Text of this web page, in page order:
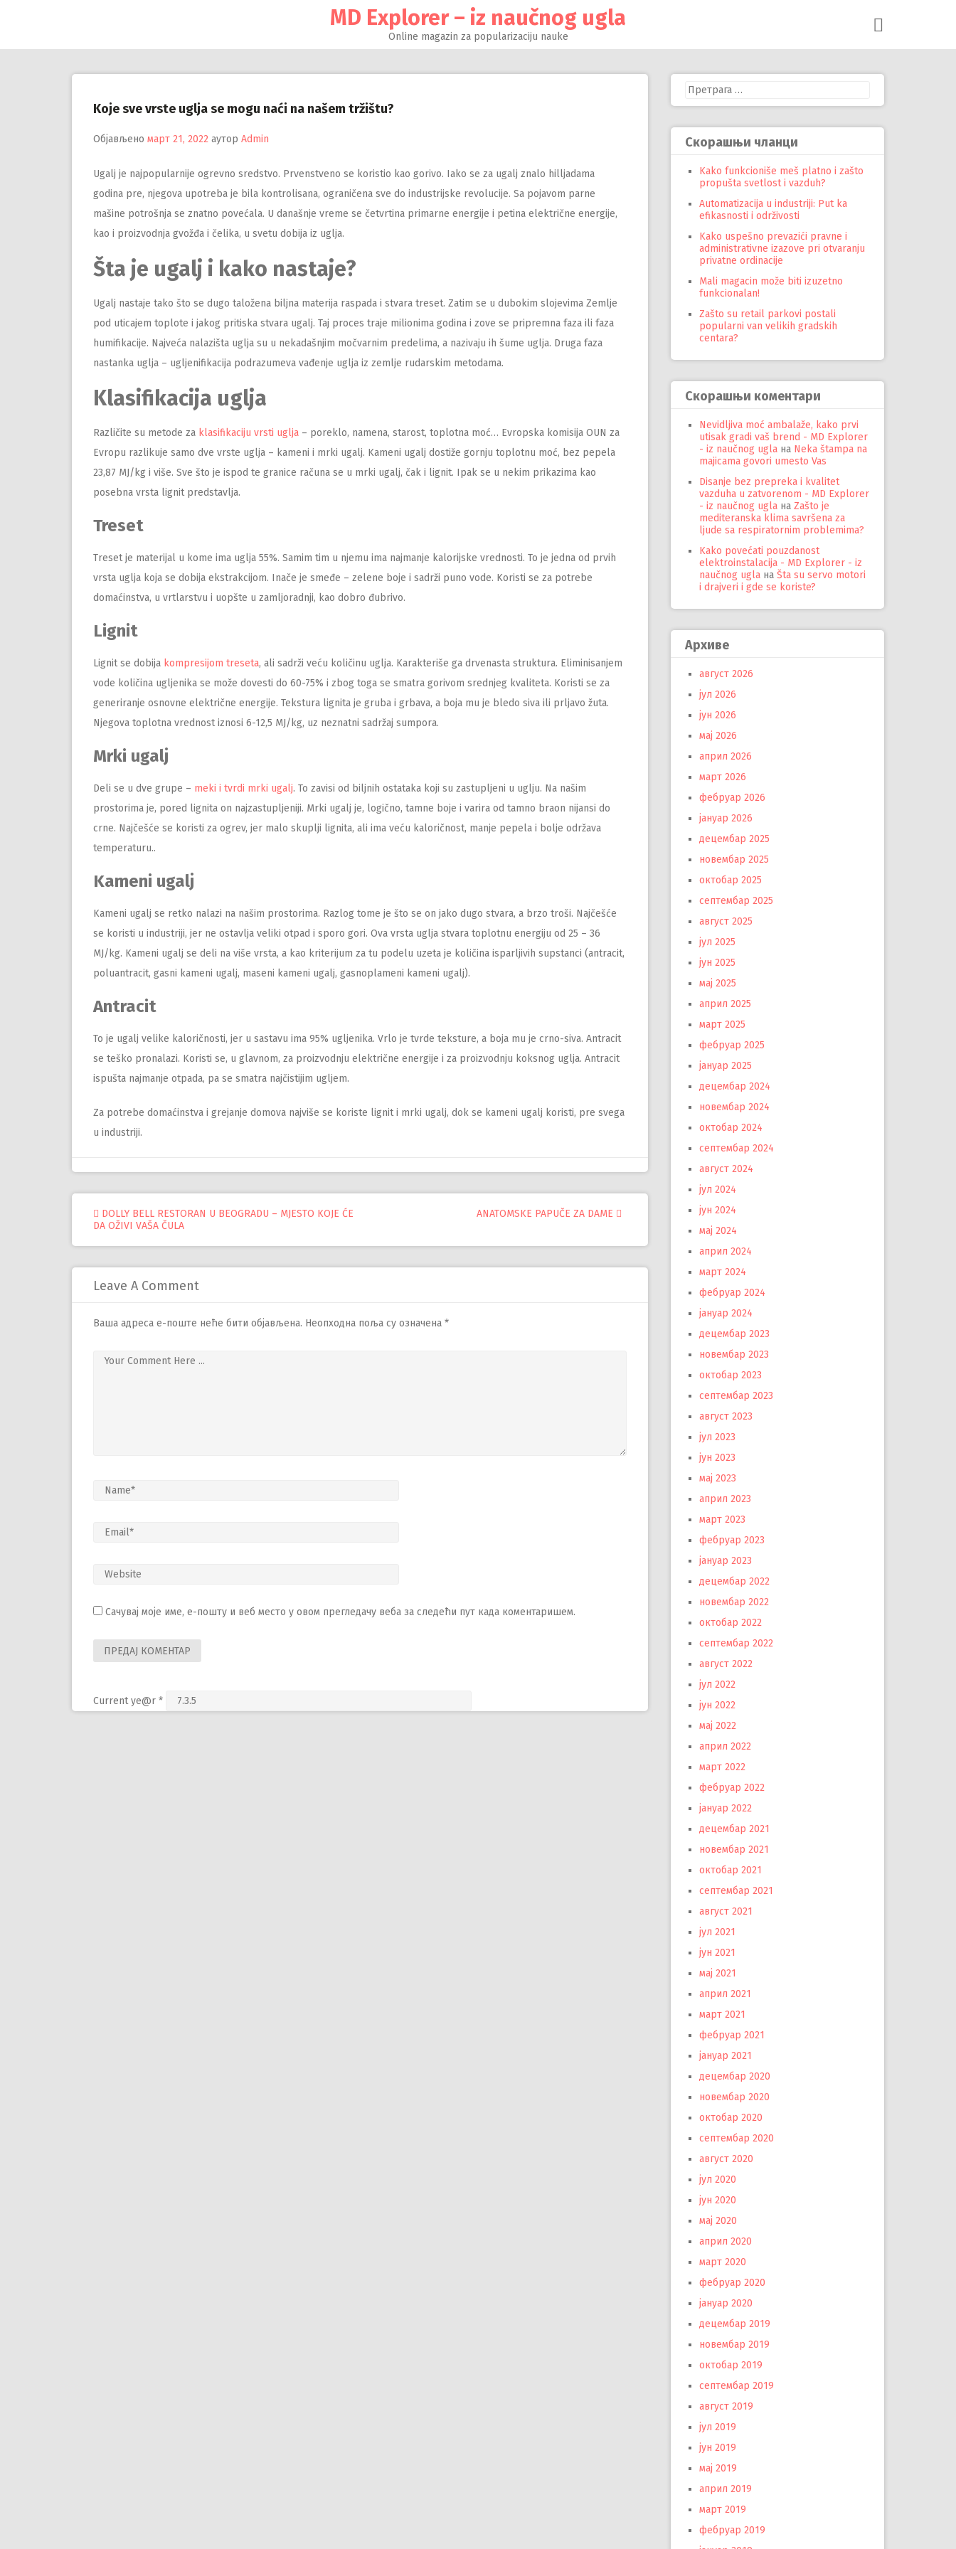
MD Explorer – iz naučnog ugla
Online magazin za popularizaciju nauke
Koje sve vrste uglja se mogu naći na našem tržištu?
Објављено март 21, 2022 аутор Admin
Ugalj je najpopularnije ogrevno sredstvo. Prvenstveno se koristio kao gorivo. Iako se za ugalj znalo hilljadama
godina pre, njegova upotreba je bila kontrolisana, ograničena sve do industrijske revolucije. Sa pojavom parne
mašine potrošnja se znatno povećala. U današnje vreme se četvrtina primarne energije i petina električne energije,
kao i proizvodnja gvožđa i čelika, u svetu dobija iz uglja.
Šta je ugalj i kako nastaje?
Ugalj nastaje tako što se dugo taložena biljna materija raspada i stvara treset. Zatim se u dubokim slojevima Zemlje
pod uticajem toplote i jakog pritiska stvara ugalj. Taj proces traje milionima godina i zove se pripremna faza ili faza
humifikacije. Najveća nalazišta uglja su u nekadašnjim močvarnim predelima, a nazivaju ih šume uglja. Druga faza
nastanka uglja – ugljenifikacija podrazumeva vađenje uglja iz zemlje rudarskim metodama.
Klasifikacija uglja
Različite su metode za klasifikaciju vrsti uglja – poreklo, namena, starost, toplotna moć… Evropska komisija OUN za
Evropu razlikuje samo dve vrste uglja – kameni i mrki ugalj. Kameni ugalj dostiže gornju toplotnu moć, bez pepela
23,87 MJ/kg i više. Sve što je ispod te granice računa se u mrki ugalj, čak i lignit. Ipak se u nekim prikazima kao
posebna vrsta lignit predstavlja.
Treset
Treset je materijal u kome ima uglja 55%. Samim tim u njemu ima najmanje kalorijske vrednosti. To je jedna od prvih
vrsta uglja koja se dobija ekstrakcijom. Inače je smeđe – zelene boje i sadrži puno vode. Koristi se za potrebe
domaćinstva, u vrtlarstvu i uopšte u zamljoradnji, kao dobro đubrivo.
Lignit
Lignit se dobija kompresijom treseta, ali sadrži veću količinu uglja. Karakteriše ga drvenasta struktura. Eliminisanjem
vode količina ugljenika se može dovesti do 60-75% i zbog toga se smatra gorivom srednjeg kvaliteta. Koristi se za
generiranje osnovne električne energije. Tekstura lignita je gruba i grbava, a boja mu je bledo siva ili prljavo žuta.
Njegova toplotna vrednost iznosi 6-12,5 MJ/kg, uz neznatni sadržaj sumpora.
Mrki ugalj
Deli se u dve grupe – meki i tvrdi mrki ugalj. To zavisi od biljnih ostataka koji su zastupljeni u uglju. Na našim
prostorima je, pored lignita on najzastupljeniji. Mrki ugalj je, logično, tamne boje i varira od tamno braon nijansi do
crne. Najčešće se koristi za ogrev, jer malo skuplji lignita, ali ima veću kaloričnost, manje pepela i bolje održava
temperaturu..
Kameni ugalj
Kameni ugalj se retko nalazi na našim prostorima. Razlog tome je što se on jako dugo stvara, a brzo troši. Najčešće
se koristi u industriji, jer ne ostavlja veliki otpad i sporo gori. Ova vrsta uglja stvara toplotnu energiju od 25 – 36
MJ/kg. Kameni ugalj se deli na više vrsta, a kao kriterijum za tu podelu uzeta je količina isparljivih supstanci (antracit,
poluantracit, gasni kameni ugalj, maseni kameni ugalj, gasnoplameni kameni ugalj).
Antracit
To je ugalj velike kaloričnosti, jer u sastavu ima 95% ugljenika. Vrlo je tvrde teksture, a boja mu je crno-siva. Antracit
se teško pronalazi. Koristi se, u glavnom, za proizvodnju električne energije i za proizvodnju koksnog uglja. Antracit
ispušta najmanje otpada, pa se smatra najčistijim ugljem.
Za potrebe domaćinstva i grejanje domova najviše se koriste lignit i mrki ugalj, dok se kameni ugalj koristi, pre svega
u industriji.
Управљање
DOLLY BELL RESTORAN U BEOGRADU – MJESTO KOJE ĆE
DA OŽIVI VAŠA ČULA
ANATOMSKE PAPUČE ZA DAME
Leave A Comment
Ваша адреса е-поште неће бити објављена. Неопходна поља су означена *
Сачувај моје име, е-пошту и веб место у овом прегледачу веба за следећи пут када коментаришем.
Current ye@r *
Претрага
за:
Скорашњи чланци
Kako funkcioniše meš platno i zašto
propušta svetlost i vazduh?
Automatizacija u industriji: Put ka
efikasnosti i održivosti
Kako uspešno prevazići pravne i
administrativne izazove pri otvaranju
privatne ordinacije
Mali magacin može biti izuzetno
funkcionalan!
Zašto su retail parkovi postali
popularni van velikih gradskih
centara?
Скорашњи коментари
Nevidljiva moć ambalaže, kako prvi
utisak gradi vaš brend - MD Explorer
- iz naučnog ugla на Neka štampa na
majicama govori umesto Vas
Disanje bez prepreka i kvalitet
vazduha u zatvorenom - MD Explorer
- iz naučnog ugla на Zašto je
mediteranska klima savršena za
ljude sa respiratornim problemima?
Kako povećati pouzdanost
elektroinstalacija - MD Explorer - iz
naučnog ugla на Šta su servo motori
i drajveri i gde se koriste?
Архиве
август 2026
јул 2026
јун 2026
мај 2026
април 2026
март 2026
фебруар 2026
јануар 2026
децембар 2025
новембар 2025
октобар 2025
септембар 2025
август 2025
јул 2025
јун 2025
мај 2025
април 2025
март 2025
фебруар 2025
јануар 2025
децембар 2024
новембар 2024
октобар 2024
септембар 2024
август 2024
јул 2024
јун 2024
мај 2024
април 2024
март 2024
фебруар 2024
јануар 2024
децембар 2023
новембар 2023
октобар 2023
септембар 2023
август 2023
јул 2023
јун 2023
мај 2023
април 2023
март 2023
фебруар 2023
јануар 2023
децембар 2022
новембар 2022
октобар 2022
септембар 2022
август 2022
јул 2022
јун 2022
мај 2022
април 2022
март 2022
фебруар 2022
јануар 2022
децембар 2021
новембар 2021
октобар 2021
септембар 2021
август 2021
јул 2021
јун 2021
мај 2021
април 2021
март 2021
фебруар 2021
јануар 2021
децембар 2020
новембар 2020
октобар 2020
септембар 2020
август 2020
јул 2020
јун 2020
мај 2020
април 2020
март 2020
фебруар 2020
јануар 2020
децембар 2019
новембар 2019
октобар 2019
септембар 2019
август 2019
јул 2019
јун 2019
мај 2019
април 2019
март 2019
фебруар 2019